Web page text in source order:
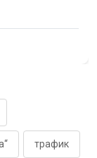
трафик